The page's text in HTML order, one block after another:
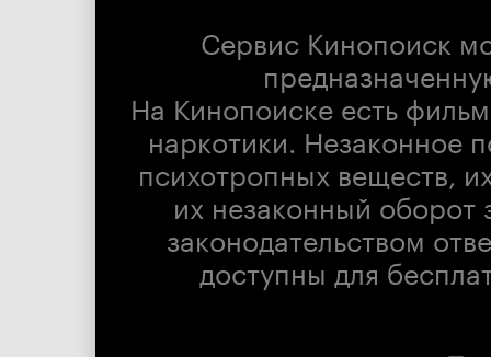
Сервис Кинопоиск
На Кинопоиске есть
наркотики. Незаконное
психотропных веществ,
их незаконный оборот
законодательством
доступны для